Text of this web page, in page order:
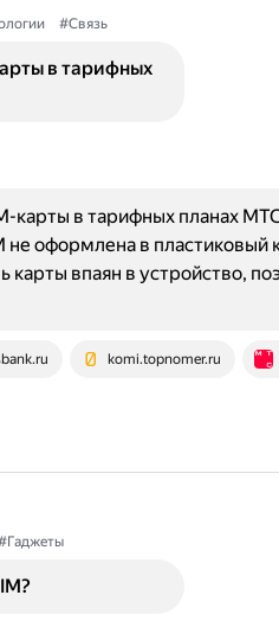
#Связь
в тарифных
komi.topnomer.ru
карты в тарифных планах
не оформлена в пластиковый
карты впаян в устройство,